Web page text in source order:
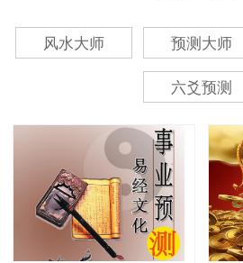
风水大师 预测大师
六爻预测